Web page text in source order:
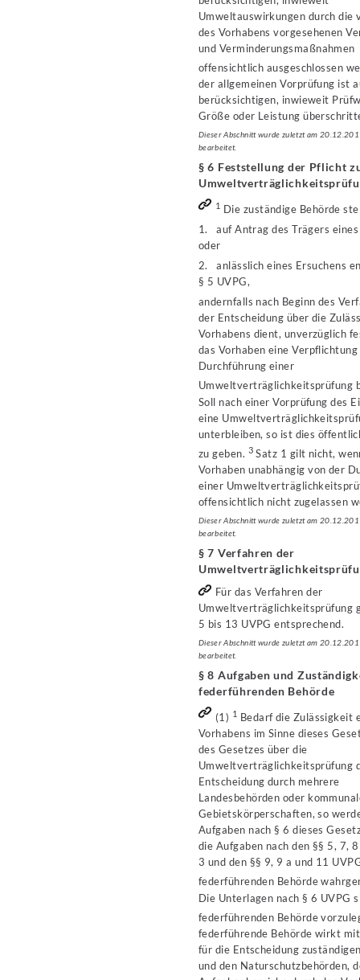
Umweltauswirkungen durch die
des Vorhabens vorgesehenen
und Verminderungsmaßnahmen
offensichtlich ausgeschlossen
der allgemeinen Vorprüfung ist
berücksichtigen, inwieweit
Größe oder Leistung
Dieser Abschnitt wurde zuletzt am
bearbeitet.
§ 6 Feststellung der Pflicht
1 Die zuständige Behörde
1. auf Antrag des Trägers eines
oder
2. anlässlich eines Ersuchens
§ 5 UVPG,
andernfalls nach Beginn des
der Entscheidung über die
Vorhabens dient, unverzüglich
das Vorhaben eine Verpflichtung
Durchführung einer
Umweltverträglichkeitsprüfung
Soll nach einer Vorprüfung des
eine
unterbleiben, so ist dies
zu geben. 3 Satz 1 gilt nicht,
Vorhaben unabhängig von der
einer
offensichtlich nicht zugelassen
Dieser Abschnitt wurde zuletzt am
bearbeitet.
§ 7 Verfahren der
Für das Verfahren der
Umweltverträglichkeitsprüfung
5 bis 13 UVPG entsprechend.
Dieser Abschnitt wurde zuletzt am
bearbeitet.
§ 8 Aufgaben und
federführenden Behörde
(1) 1 Bedarf die Zulässigkeit
Vorhabens im Sinne dieses
des Gesetzes über die
Umweltverträglichkeitsprüfung
Entscheidung durch mehrere
Landesbehörden oder
Gebietskörperschaften, so
Aufgaben nach § 6 dieses
die Aufgaben nach den §§ 5, 7,
3 und den §§ 9, 9 a und 11
federführenden Behörde
Die Unterlagen nach § 6 UVPG
federführenden Behörde
federführende Behörde wirkt
für die Entscheidung
und den Naturschutzbehörden,